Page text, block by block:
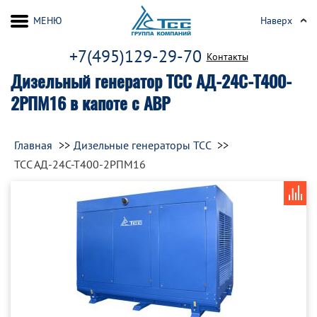
Дизельный генератор ТСС АД-24С-Т400-
2РПМ16 в капоте с АВР
+7(495)129-29-70 Контакты
МЕНЮ Наверх
Главная
Дизельные генераторы ТСС
ТСС АД-24С-Т400-2РПМ16